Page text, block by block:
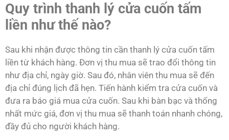
Quy trình thanh lý cửa cuốn tấm
liền như thế nào?
Sau khi nhận được thông tin cần thanh lý cửa cuốn tấm
liền từ khách hàng. Đơn vị thu mua sẽ trao đổi thông tin
như địa chỉ, ngày giờ. Sau đó, nhân viên thu mua sẽ đến
địa chỉ đúng lịch đã hẹn. Tiến hành kiểm tra cửa cuốn và
đưa ra báo giá mua cửa cuốn. Sau khi bàn bạc và thống
nhất mức giá, đơn vị thu mua sẽ thanh toán nhanh chóng,
đầy đủ cho người khách hàng.